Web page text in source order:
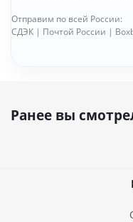
Отправим по всей России:
СДЭК | Почтой России |
Ранее вы